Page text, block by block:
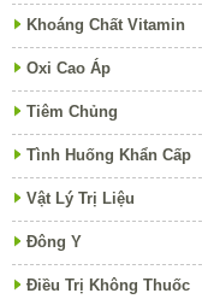
Khoáng Chất Vitamin
Oxi Cao Áp
Tiêm Chủng
Tình Huống Khẩn Cấp
Vật Lý Trị Liệu
Đông Y
Điều Trị Không Thuốc